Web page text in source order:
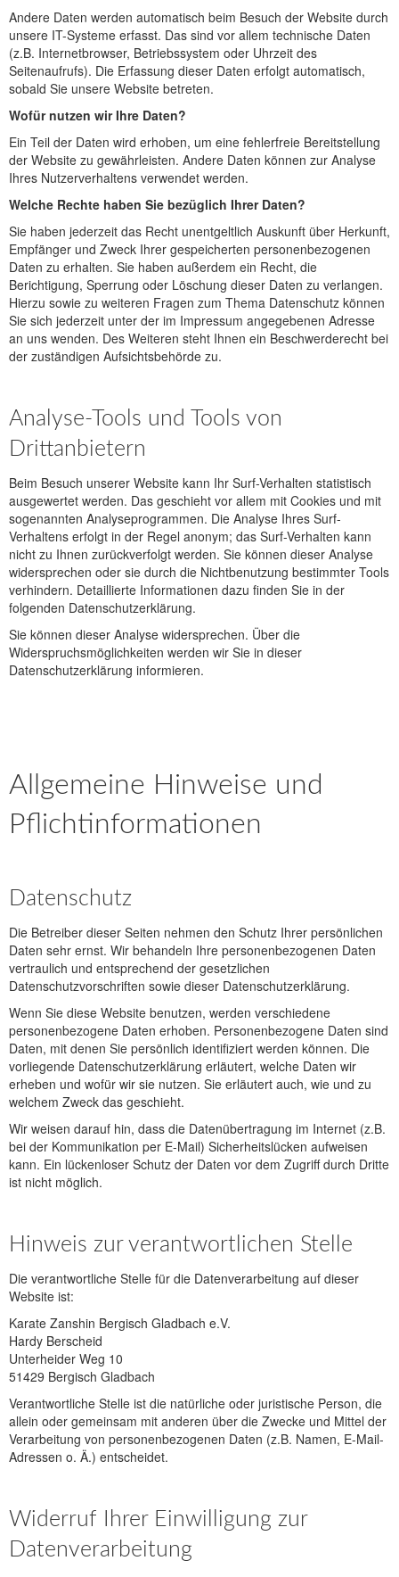
Andere Daten werden automatisch beim Besuch der Website durch
unsere IT-Systeme erfasst. Das sind vor allem technische Daten
(z.B. Internetbrowser, Betriebssystem oder Uhrzeit des
Seitenaufrufs). Die Erfassung dieser Daten erfolgt automatisch,
sobald Sie unsere Website betreten.
Wofür nutzen wir Ihre Daten?
Ein Teil der Daten wird erhoben, um eine fehlerfreie Bereitstellung
der Website zu gewährleisten. Andere Daten können zur Analyse
Ihres Nutzerverhaltens verwendet werden.
Welche Rechte haben Sie bezüglich Ihrer Daten?
Sie haben jederzeit das Recht unentgeltlich Auskunft über Herkunft,
Empfänger und Zweck Ihrer gespeicherten personenbezogenen
Daten zu erhalten. Sie haben außerdem ein Recht, die
Berichtigung, Sperrung oder Löschung dieser Daten zu verlangen.
Hierzu sowie zu weiteren Fragen zum Thema Datenschutz können
Sie sich jederzeit unter der im Impressum angegebenen Adresse
an uns wenden. Des Weiteren steht Ihnen ein Beschwerderecht bei
der zuständigen Aufsichtsbehörde zu.
Analyse-Tools und Tools von
Drittanbietern
Beim Besuch unserer Website kann Ihr Surf-Verhalten statistisch
ausgewertet werden. Das geschieht vor allem mit Cookies und mit
sogenannten Analyseprogrammen. Die Analyse Ihres Surf-
Verhaltens erfolgt in der Regel anonym; das Surf-Verhalten kann
nicht zu Ihnen zurückverfolgt werden. Sie können dieser Analyse
widersprechen oder sie durch die Nichtbenutzung bestimmter Tools
verhindern. Detaillierte Informationen dazu finden Sie in der
folgenden Datenschutzerklärung.
Sie können dieser Analyse widersprechen. Über die
Widerspruchsmöglichkeiten werden wir Sie in dieser
Datenschutzerklärung informieren.
Allgemeine Hinweise und
Pflichtinformationen
Datenschutz
Die Betreiber dieser Seiten nehmen den Schutz Ihrer persönlichen
Daten sehr ernst. Wir behandeln Ihre personenbezogenen Daten
vertraulich und entsprechend der gesetzlichen
Datenschutzvorschriften sowie dieser Datenschutzerklärung.
Wenn Sie diese Website benutzen, werden verschiedene
personenbezogene Daten erhoben. Personenbezogene Daten sind
Daten, mit denen Sie persönlich identifiziert werden können. Die
vorliegende Datenschutzerklärung erläutert, welche Daten wir
erheben und wofür wir sie nutzen. Sie erläutert auch, wie und zu
welchem Zweck das geschieht.
Wir weisen darauf hin, dass die Datenübertragung im Internet (z.B.
bei der Kommunikation per E-Mail) Sicherheitslücken aufweisen
kann. Ein lückenloser Schutz der Daten vor dem Zugriff durch Dritte
ist nicht möglich.
Hinweis zur verantwortlichen Stelle
Die verantwortliche Stelle für die Datenverarbeitung auf dieser
Website ist:
Karate Zanshin Bergisch Gladbach e.V.
Hardy Berscheid
Unterheider Weg 10
51429 Bergisch Gladbach
Verantwortliche Stelle ist die natürliche oder juristische Person, die
allein oder gemeinsam mit anderen über die Zwecke und Mittel der
Verarbeitung von personenbezogenen Daten (z.B. Namen, E-Mail-
Adressen o. Ä.) entscheidet.
Widerruf Ihrer Einwilligung zur
Datenverarbeitung